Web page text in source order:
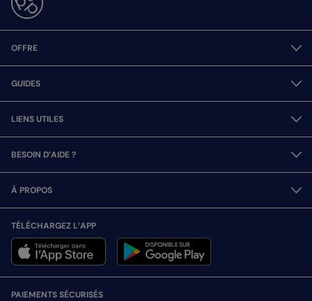
OFFRE
GUIDES
LIENS UTILES
BESOIN D’AIDE ?
À PROPOS
TÉLÉCHARGEZ L’APP
PAIEMENTS SÉCURISÉS